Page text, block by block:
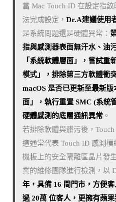
當 Mac Touch ID 在設定指
法完成設定，Dr.A建議使用
是系統問題還是硬體異常：
指與感測器表面無汗水、油
「系統軟體層面」，嘗試重
模式」，排除第三方軟體衝
macOS 是否已更新至最新
面」，執行重置 SMC (系統
硬體感測的底層通訊異常 。
若排除軟體與髒污後，
這通常代表 Touch ID 感測
機板上的安全隔離區晶片發
業的維修團隊進行檢測，以
年，具備 16 間門市，方便
過 20萬 位客人，更擁有蘋